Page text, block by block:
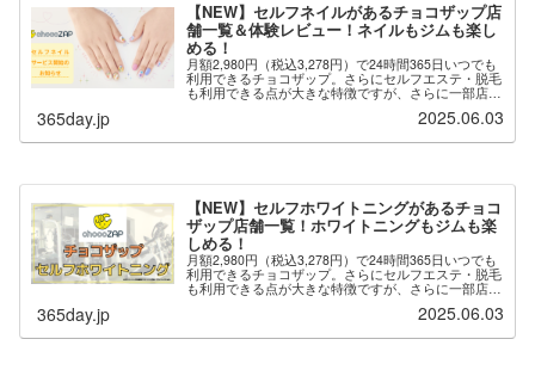
【NEW】セルフネイルがあるチョコザップ店
舗一覧＆体験レビュー！ネイルもジムも楽し
める！
月額2,980円（税込3,278円）で24時間365日いつでも
利用できるチョコザップ。さらにセルフエステ・脱毛
も利用できる点が大きな特徴ですが、さらに一部店舗
365day.jp 2025.06.03
【NEW】セルフホワイトニングがあるチョコ
ザップ店舗一覧！ホワイトニングもジムも楽
しめる！
月額2,980円（税込3,278円）で24時間365日いつでも
利用できるチョコザップ。さらにセルフエステ・脱毛
も利用できる点が大きな特徴ですが、さらに一部店舗
分でホワイトニングを楽しむことがで...
365day.jp 2025.06.03